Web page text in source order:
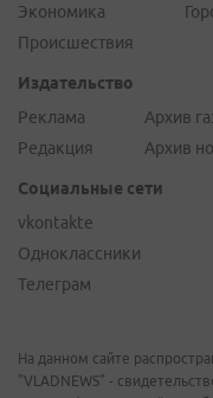
Экономика
Происшествия
Издательство
Реклама
Редакция
Архив
Архив
Социальные сети
vkontakte
Одноклассники
Телеграм
На данном сайте
"VLADNEWS" -